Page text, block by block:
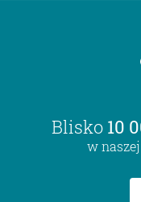
Blisko 10
w